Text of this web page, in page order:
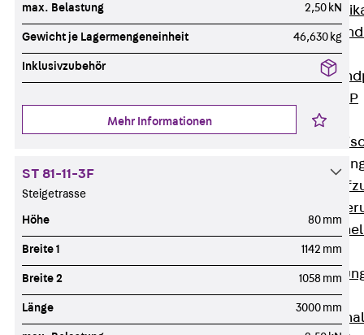
Zurück
Windposts
Zurück
Windpost JWP
Schallisolation
Zurück
Schalrohre
max. Belastung 2,50 kN
Gewicht je Lagermengeneinheit 46,630 kg
Inklusivzubehör
Mehr Informationen
ST 81-11-3F
Steigetrasse
Höhe 80 mm
Breite 1 1142 mm
Breite 2 1058 mm
Länge 3000 mm